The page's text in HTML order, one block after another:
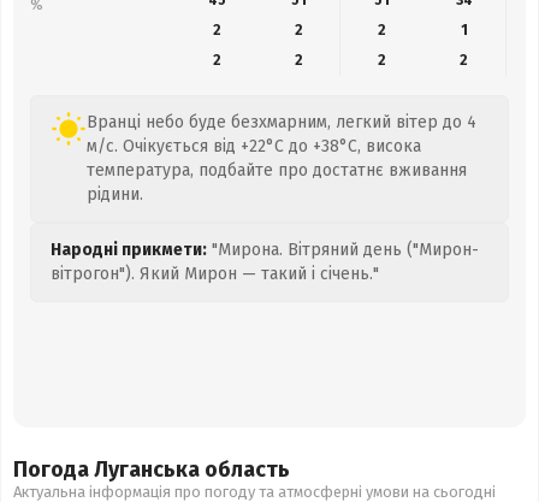
%
2
2 2
1
2
2 2 2
Вранці небо буде безхмарним, легкий вітер до 4
м/с. Очікується від +22°C до +38°C, висока
температура, подбайте про достатнє вживання
рідини.
Народні прикмети: "Мирона. Вітряний день ("Мирон-
вітрогон"). Який Мирон — такий і січень."
Погода Луганська область
Актуальна інформація про погоду та атмосферні умови на сьогодні